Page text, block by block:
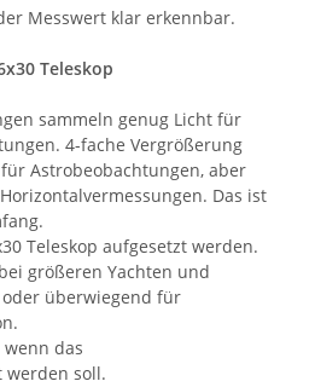
Messwert klar erkennbar.
Teleskop
sammeln genug Licht für
4-fache Vergrößerung
Astrobeobachtungen, aber
Das ist
Teleskop aufgesetzt werden.
größeren Yachten und
überwiegend für
wenn das
werden soll.